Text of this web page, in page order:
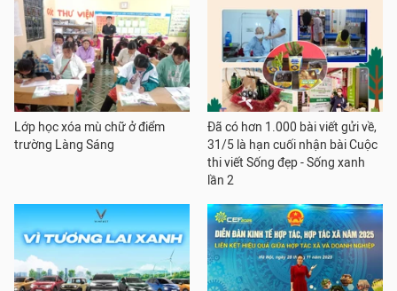
Lớp học xóa mù chữ ở điểm
trường Làng Sáng
Đã có hơn 1.000 bài viết gửi về,
31/5 là hạn cuối nhận bài Cuộc
thi viết Sống đẹp - Sống xanh
lần 2